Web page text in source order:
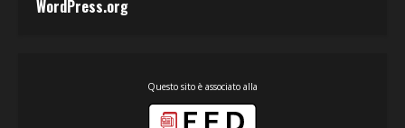
WordPress.org
Questo sito è associato alla